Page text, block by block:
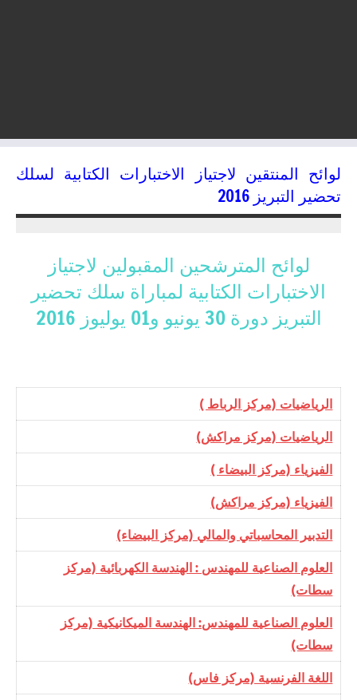
لوائح المنتقين لاجتياز الاختبارات الكتابية لسلك
تحضير التبريز 2016
لوائح المترشحين المقبولين لاجتياز
الاختبارات الكتابية لمباراة سلك تحضير
التبريز دورة 30 يونيو و01 يوليوز 2016
الرياضيات (مركز الرباط )
الرياضيات (مركز مراكش)
الفيزياء (مركز البيضاء )
الفيزياء (مركز مراكش)
التدبير المحاسباتي والمالي (مركز البيضاء)
العلوم الصناعية للمهندس : الهندسة الكهربائية (مركز
سطات)
العلوم الصناعية للمهندس: الهندسة الميكانيكية (مركز
سطات)
اللغة الفرنسية (مركز فاس)